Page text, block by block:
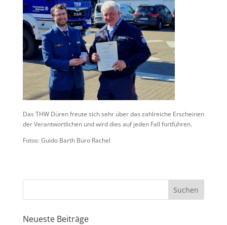
Das THW Düren freute sich sehr über das zahlreiche Erscheinen
der Verantwortlichen und wird dies auf jeden Fall fortführen.
Fotos: Guido Barth Büro Rachel
Neueste Beiträge